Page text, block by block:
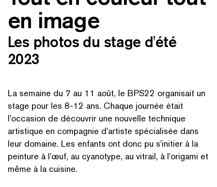
en image
Les photos du stage d'été
2023
La semaine du 7 au 11 août, le BPS22 organisait un
stage pour les 8-12 ans. Chaque journée était
l'occasion de découvrir une nouvelle technique
artistique en compagnie d'artiste spécialisée dans
leur domaine. Les enfants ont donc pu s'initier à la
peinture à l'œuf, au cyanotype, au vitrail, à l'origami et
même à la cuisine.